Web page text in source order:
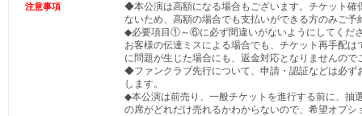
注意事項
◆本公演は高額になる場合もございます。チケット確
ないため、高額の場合でも支払いができる方のみご予
◆必要項目①～⑥に必ず間違いがないようにしてくだ
お客様の伝達ミスによる場合でも、チケット再手配
に問題が生じた場合にも、返金対応となりませんので
◆ファンクラブ先行について、申請・認証などは必ず
します。
◆本公演は前売り、一般チケットを進行する前に、抽
の席がどれだけ売れるかわからないので、希望オプシ